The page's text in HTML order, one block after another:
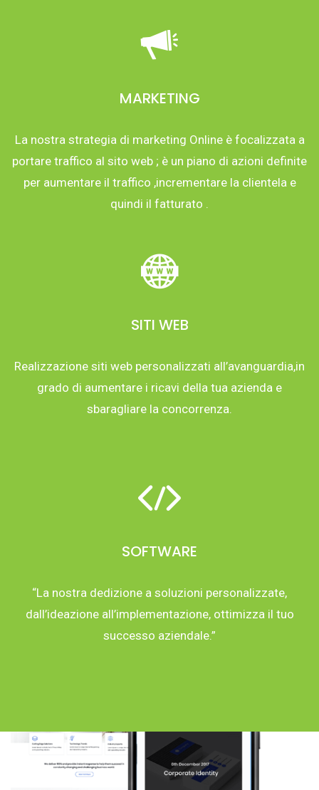
MARKETING
La nostra strategia di marketing Online è focalizzata a
portare traffico al sito web ; è un piano di azioni definite
per aumentare il traffico ,incrementare la clientela e
quindi il fatturato .
SITI WEB
Realizzazione siti web personalizzati all’avanguardia,in
grado di aumentare i ricavi della tua azienda e
sbaragliare la concorrenza.
SOFTWARE
“La nostra dedizione a soluzioni personalizzate,
dall’ideazione all’implementazione, ottimizza il tuo
successo aziendale.”